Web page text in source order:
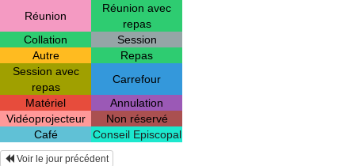
Réunion
Réunion avec
repas
Collation
Session
Autre
Repas
Session avec
repas
Carrefour
Matériel
Annulation
Vidéoprojecteur
Non réservé
Café
Conseil Episcopal
Voir le jour précédent